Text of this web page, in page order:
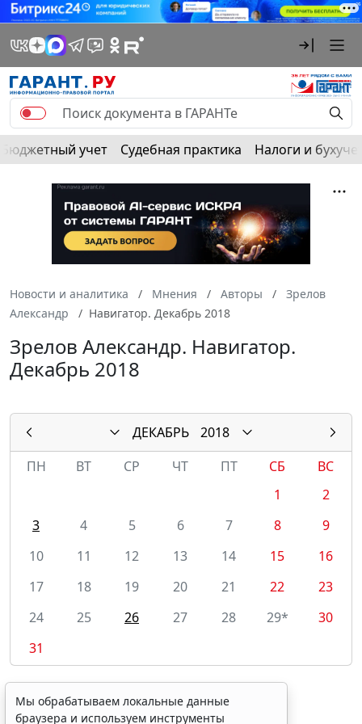
Бюджетный учет Судебная практика Налоги и
Новости и аналитика Мнения Авторы
Зрелов
Александр
Навигатор. Декабрь 2018
Зрелов Александр. Навигатор.
Декабрь 2018
ДЕКАБРЬ
2018
ПН
ВТ СР ЧТ ПТ СБ
ВС
1
2
3
4 5 6 7 8
9
10
11 12 13 14 15
16
17
18 19 20 21 22
23
24
25 26 27 28 29*
30
31
Мы обрабатываем локальные данные
браузера и используем инструменты